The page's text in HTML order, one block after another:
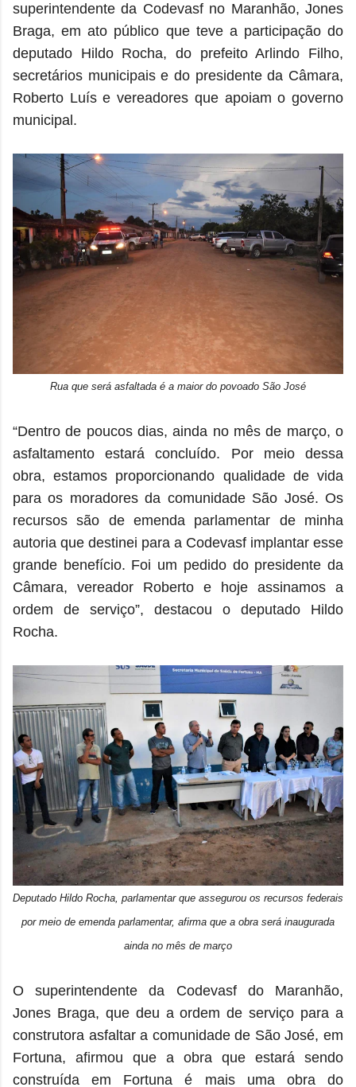
superintendente da Codevasf no Maranhão, Jones
Braga, em ato público que teve a participação do
deputado Hildo Rocha, do prefeito Arlindo Filho,
secretários municipais e do presidente da Câmara,
Roberto Luís e vereadores que apoiam o governo
municipal.
Rua que será asfaltada é a maior do povoado São José
“Dentro de poucos dias, ainda no mês de março, o
asfaltamento estará concluído. Por meio dessa
obra, estamos proporcionando qualidade de vida
para os moradores da comunidade São José. Os
recursos são de emenda parlamentar de minha
autoria que destinei para a Codevasf implantar esse
grande benefício. Foi um pedido do presidente da
Câmara, vereador Roberto e hoje assinamos a
ordem de serviço”, destacou o deputado Hildo
Rocha.
Deputado Hildo Rocha, parlamentar que assegurou os recursos federais
por meio de emenda parlamentar, afirma que a obra será inaugurada
ainda no mês de março
O superintendente da Codevasf do Maranhão,
Jones Braga, que deu a ordem de serviço para a
construtora asfaltar a comunidade de São José, em
Fortuna, afirmou que a obra que estará sendo
construída em Fortuna é mais uma obra do